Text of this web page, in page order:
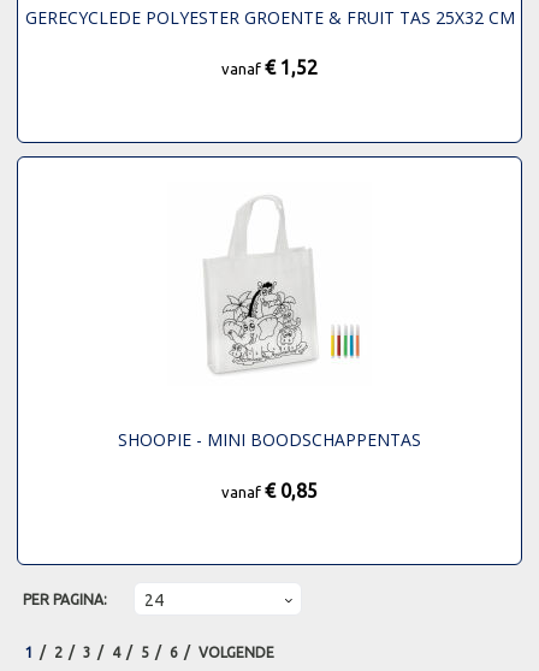
GERECYCLEDE POLYESTER GROENTE & FRUIT TAS 25X32 CM
vanaf € 1,52
SHOOPIE - MINI BOODSCHAPPENTAS
vanaf € 0,85
PER PAGINA:
1 2 3 4 5 6 VOLGENDE